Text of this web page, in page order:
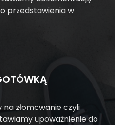
przedstawienia w
złomowanie czyli
upoważnienie do